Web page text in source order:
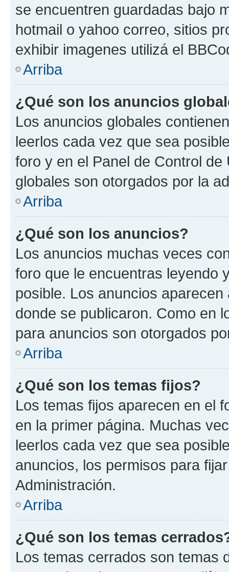
se encuentren guardadas bajo
hotmail o yahoo correo, sitios
exhibir imagenes utilizá el
Arriba
¿Qué son los anuncios
Los anuncios globales
leerlos cada vez que sea
foro y en el Panel de Control
globales son otorgados por la
Arriba
¿Qué son los anuncios?
Los anuncios muchas veces
foro que le encuentras leyendo
posible. Los anuncios
donde se publicaron. Como en
para anuncios son otorgados
Arriba
¿Qué son los temas fijos?
Los temas fijos aparecen en el
en la primer página. Muchas
leerlos cada vez que sea
anuncios, los permisos para
Administración.
Arriba
¿Qué son los temas
Los temas cerrados son temas